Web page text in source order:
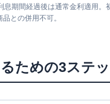
息期間経過後は通常金利適用。
との併用不可。
ための3ステ